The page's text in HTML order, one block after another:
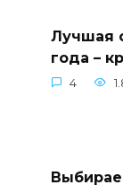
Лучшая
года –
4